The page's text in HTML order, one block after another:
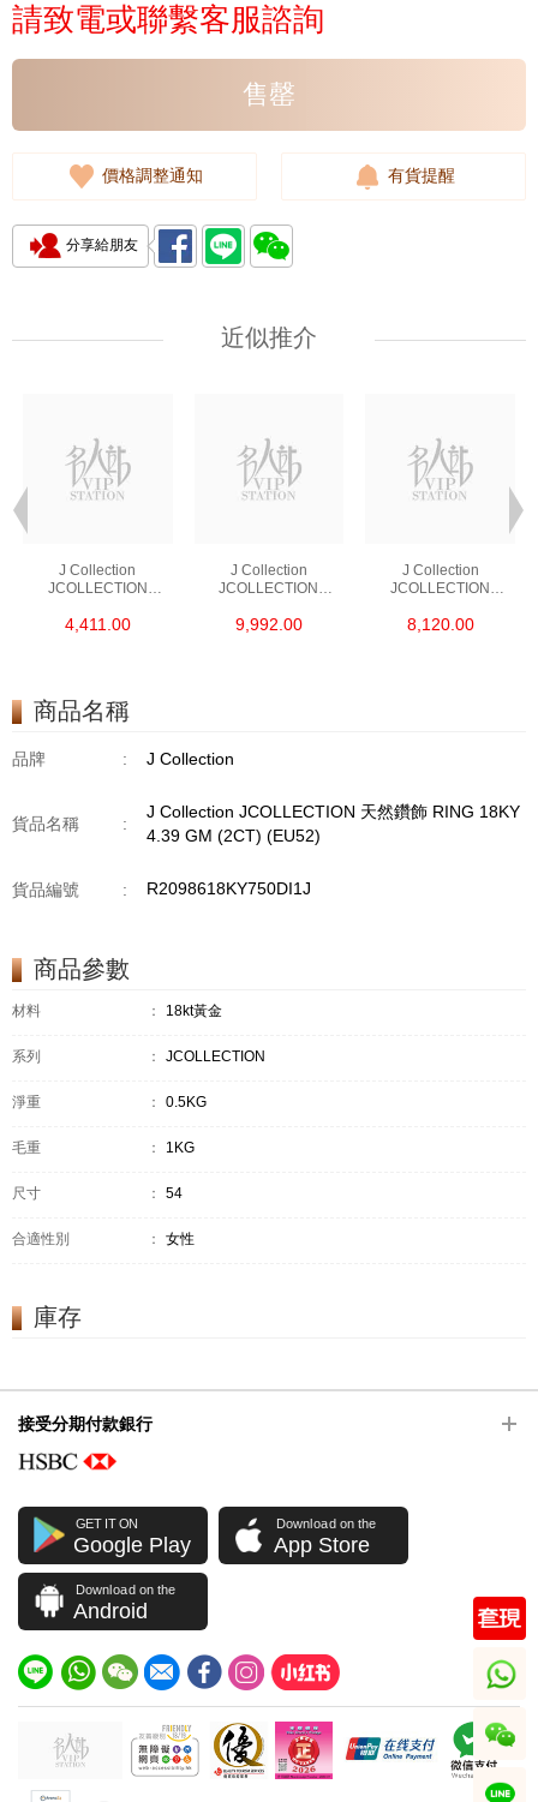
請致電或聯繫客服諮詢
售罄
價格調整通知 有貨提醒
分享給朋友
近似推介
J Collection
JCOLLECTION
RDDI 0.48 CT18KR
4,411.00
J Collection
JCOLLECTION
RDDI 1.34 CT18KW
9,992.00
J Collection
JCOLLECTION
W/DIAMOND 7
8,120.00
商品名稱
品牌 : J Collection
貨品名稱 :
J Collection JCOLLECTION 天然鑽飾 RING 18KY
4.39 GM (2CT) (EU52)
貨品編號 : R2098618KY750DI1J
商品參數
材料 ： 18kt黃金
系列 ： JCOLLECTION
淨重 ： 0.5KG
毛重 ： 1KG
尺寸 ： 54
合適性別 ： 女性
庫存
接受分期付款銀行
GET IT ON
Google Play
Download on the
App Store
Download on the
Android
whatsapp